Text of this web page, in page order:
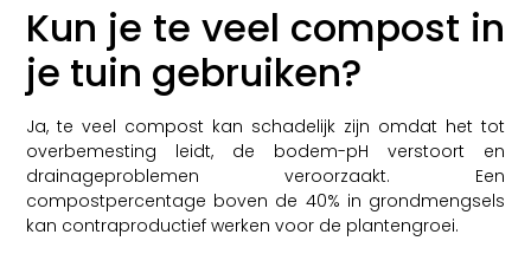
Kun je te veel compost in
je tuin gebruiken?
Ja, te veel compost kan schadelijk zijn omdat het tot
overbemesting leidt, de bodem-pH verstoort en
drainageproblemen veroorzaakt. Een
compostpercentage boven de 40% in grondmengsels
kan contraproductief werken voor de plantengroei.